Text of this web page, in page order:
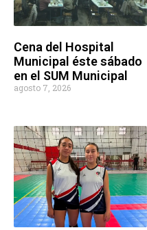
Cena del Hospital
Municipal éste sábado
en el SUM Municipal
agosto 7, 2026